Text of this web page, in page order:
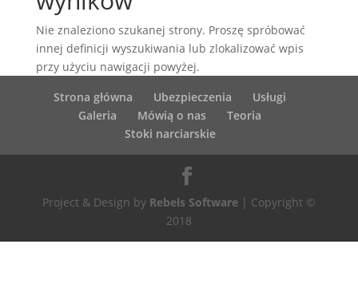
Nie znaleziono szukanej strony. Proszę spróbować
innej definicji wyszukiwania lub zlokalizować wpis
przy użyciu nawigacji powyżej.
Strona główna
Ubezpieczenia
Usługi
Galeria
Mówią o nas
Teoria
Stoki narciarskie
Project & Design by Rebels Software| Copyright ©
2018